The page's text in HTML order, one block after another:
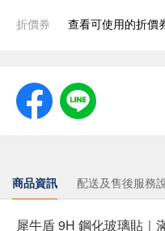
折價券 查看可使用的折價
商品資訊 配送及售後服務
犀牛盾 9H 鋼化玻璃貼｜